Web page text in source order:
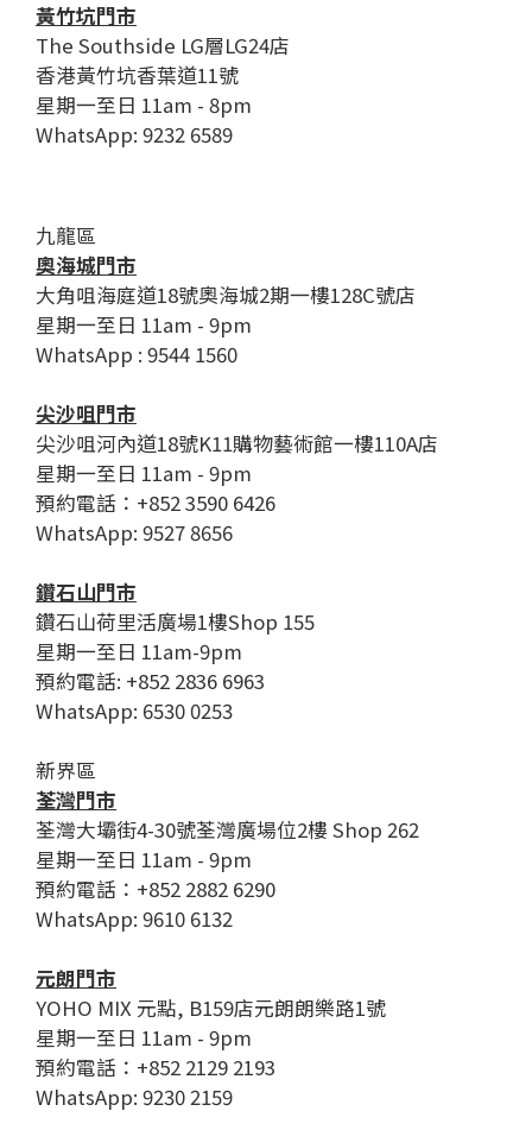
黃竹坑門市
The Southside LG層LG24店
香港黃竹坑香葉道11號
星期一至日 11am - 8pm
WhatsApp: 9232 6589
九龍區
奧海城門市
大角咀海庭道18號奧海城2期一樓128C號店
星期一至日 11am - 9pm
WhatsApp : 9544 1560
尖沙咀門市
尖沙咀河內道18號K11購物藝術館一樓110A店
星期一至日 11am - 9pm
預約電話：+852 3590 6426
WhatsApp: 9527 8656
鑽石山門市
鑽石山荷里活廣場1樓Shop 155
星期一至日 11am-9pm
預約電話: +852 2836 6963
WhatsApp: 6530 0253
新界區
荃灣門市
荃灣大壩街4-30號荃灣廣場位2樓 Shop 262
星期一至日 11am - 9pm
預約電話：+852 2882 6290
WhatsApp: 9610 6132
元朗門市
YOHO MIX 元點, B159店元朗朗樂路1號
星期一至日 11am - 9pm
預約電話：+852 2129 2193
WhatsApp: 9230 2159